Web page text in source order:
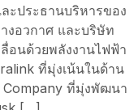
ะประธานบริหารของ
งอวกาศ และบริษัท
อนด้วยพลังงานไฟฟ้า
ที่มุ่งเน้นในด้าน
ที่มุ่งพัฒนา